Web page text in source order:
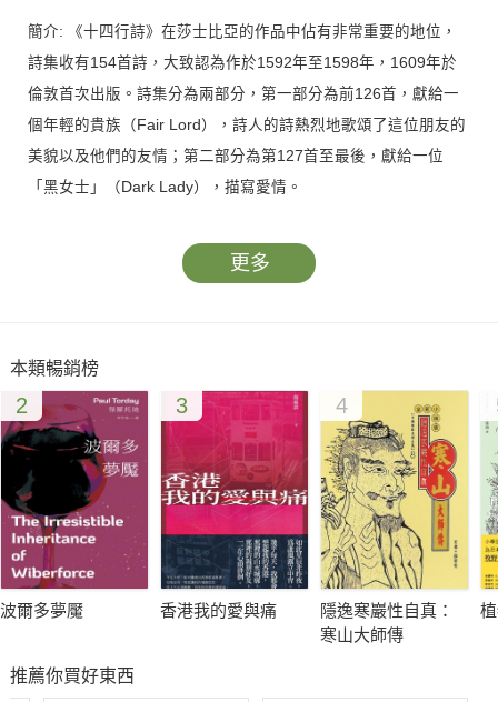
簡介: 《十四行詩》在莎士比亞的作品中佔有非常重要的地位，
詩集收有154首詩，大致認為作於1592年至1598年，1609年於
倫敦首次出版。詩集分為兩部分，第一部分為前126首，獻給一
個年輕的貴族（Fair Lord），詩人的詩熱烈地歌頌了這位朋友的
美貌以及他們的友情；第二部分為第127首至最後，獻給一位
「黑女士」（Dark Lady），描寫愛情。
更多
本類暢銷榜
2
波爾多夢魘
3
香港我的愛與痛
4
隱逸寒巖性自真：
寒山大師傳
推薦你買好東西